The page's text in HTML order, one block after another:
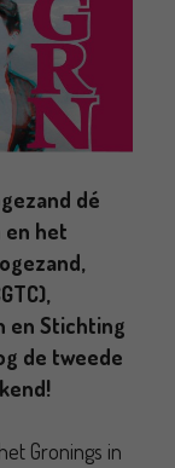
dé
en het
en Stichting
de tweede
Gronings in